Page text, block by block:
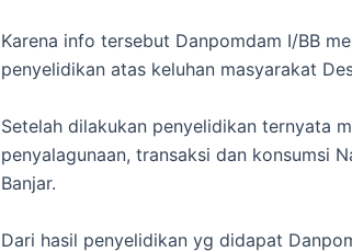
Karena info tersebut Danpomdam I/BB
penyelidikan atas keluhan masyarakat
Setelah dilakukan penyelidikan ternyata
penyalagunaan, transaksi dan konsumsi
Banjar.
Dari hasil penyelidikan yg didapat